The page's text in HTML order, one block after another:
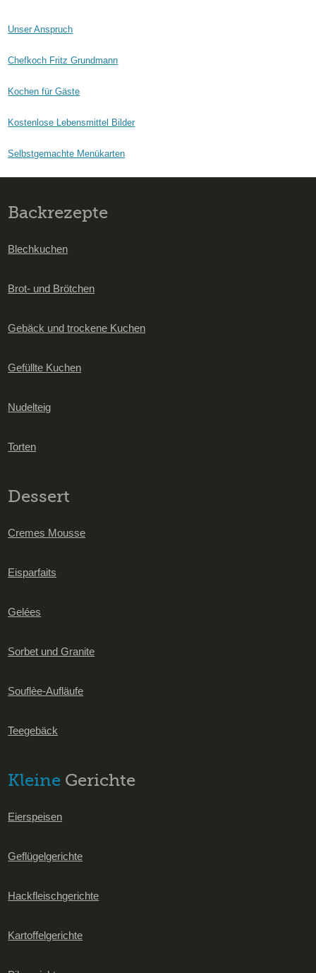
Unser Anspruch
Chefkoch Fritz Grundmann
Kochen für Gäste
Kostenlose Lebensmittel Bilder
Selbstgemachte Menükarten
Backrezepte
Blechkuchen
Brot- und Brötchen
Gebäck und trockene Kuchen
Gefüllte Kuchen
Nudelteig
Torten
Dessert
Cremes Mousse
Eisparfaits
Gelées
Sorbet und Granite
Souflèe-Aufläufe
Teegebäck
Kleine Gerichte
Eierspeisen
Geflügelgerichte
Hackfleischgerichte
Kartoffelgerichte